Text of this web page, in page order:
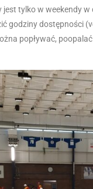
tylko w weekendy
godziny dostępności
popływać,